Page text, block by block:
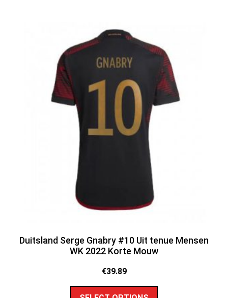
Duitsland Serge Gnabry #10 Uit tenue Mensen
WK 2022 Korte Mouw
€39.89